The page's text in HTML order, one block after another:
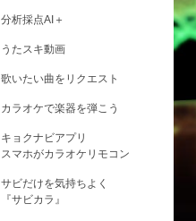
分析採点AI＋
うたスキ動画
歌いたい曲をリクエスト
カラオケで楽器を弾こう
キョクナビアプリ
スマホがカラオケリモコン
サビだけを気持ちよく
『サビカラ』